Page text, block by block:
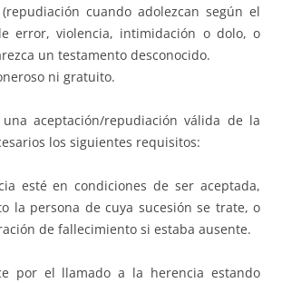
cuando adolezcan según el
error, violencia, intimidación o dolo, o
un testamento desconocido.
ni gratuito.
aceptación/repudiación válida de la
los siguientes requisitos:
esté en condiciones de ser aceptada,
la persona de cuya sucesión se trate, o
de fallecimiento si estaba ausente.
por el llamado a la herencia estando